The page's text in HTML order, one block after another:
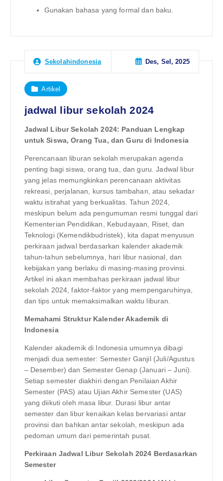
Gunakan bahasa yang formal dan baku.
Sekolahindonesia Des, Sel, 2025
Artikel
jadwal libur sekolah 2024
Jadwal Libur Sekolah 2024: Panduan Lengkap
untuk Siswa, Orang Tua, dan Guru di Indonesia
Perencanaan liburan sekolah merupakan agenda
penting bagi siswa, orang tua, dan guru. Jadwal libur
yang jelas memungkinkan perencanaan aktivitas
rekreasi, perjalanan, kursus tambahan, atau sekadar
waktu istirahat yang berkualitas. Tahun 2024,
meskipun belum ada pengumuman resmi tunggal dari
Kementerian Pendidikan, Kebudayaan, Riset, dan
Teknologi (Kemendikbudristek), kita dapat menyusun
perkiraan jadwal berdasarkan kalender akademik
tahun-tahun sebelumnya, hari libur nasional, dan
kebijakan yang berlaku di masing-masing provinsi.
Artikel ini akan membahas perkiraan jadwal libur
sekolah 2024, faktor-faktor yang mempengaruhinya,
dan tips untuk memaksimalkan waktu liburan.
Memahami Struktur Kalender Akademik di
Indonesia
Kalender akademik di Indonesia umumnya dibagi
menjadi dua semester: Semester Ganjil (Juli/Agustus
– Desember) dan Semester Genap (Januari – Juni).
Setiap semester diakhiri dengan Penilaian Akhir
Semester (PAS) atau Ujian Akhir Semester (UAS)
yang diikuti oleh masa libur. Durasi libur antar
semester dan libur kenaikan kelas bervariasi antar
provinsi dan bahkan antar sekolah, meskipun ada
pedoman umum dari pemerintah pusat.
Perkiraan Jadwal Libur Sekolah 2024 Berdasarkan
Semester